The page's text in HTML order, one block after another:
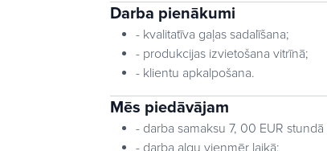
Darba pienākumi
- kvalitatīva gaļas sadalīšana;
- produkcijas izvietošana vitrīnā;
- klientu apkalpošana.
Mēs piedāvājam
- darba samaksu 7, 00 EUR
- darba algu vienmēr laikā;